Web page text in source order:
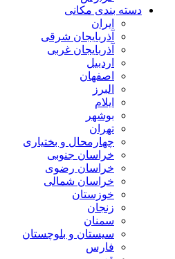
دسته بندی مکانی
ایران
آذربایجان شرقی
آذربایجان غربی
اردبیل
اصفهان
البرز
ایلام
بوشهر
تهران
چهارمحال و بختیاری
خراسان جنوبی
خراسان رضوی
خراسان شمالی
خوزستان
زنجان
سمنان
سیستان و بلوچستان
فارس